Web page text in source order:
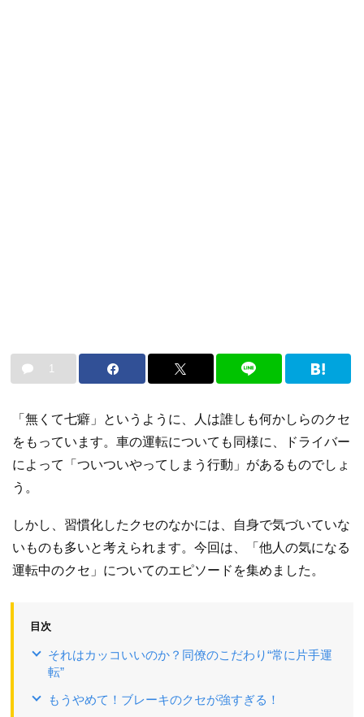
1
「無くて七癖」というように、人は誰しも何かしらのクセ
をもっています。車の運転についても同様に、ドライバー
によって「ついついやってしまう行動」があるものでしょ
う。
しかし、習慣化したクセのなかには、自身で気づいていな
いものも多いと考えられます。今回は、「他人の気になる
運転中のクセ」についてのエピソードを集めました。
目次
それはカッコいいのか？同僚のこだわり“常に片手運
転”
もうやめて！ブレーキのクセが強すぎる！